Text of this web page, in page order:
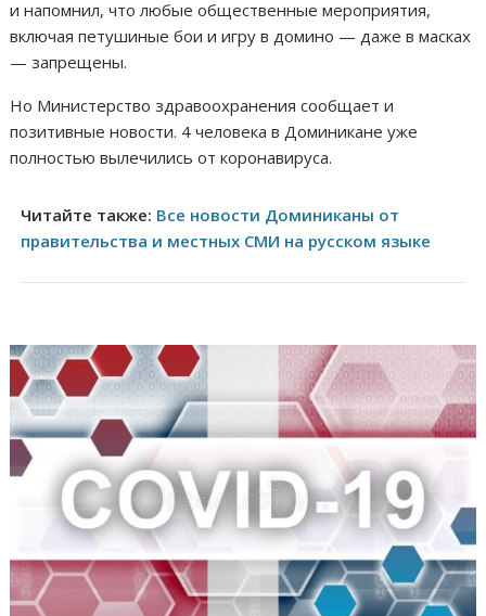
и напомнил, что любые общественные мероприятия,
включая петушиные бои и игру в домино — даже в масках
— запрещены.
Но Министерство здравоохранения сообщает и
позитивные новости. 4 человека в Доминикане уже
полностью вылечились от коронавируса.
Читайте также: Все новости Доминиканы от
правительства и местных СМИ на русском языке